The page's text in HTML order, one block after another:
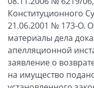
Конституционного
21.06.2001 № 173-О.
материалы дела
апелляционной
заявление о
на имущество